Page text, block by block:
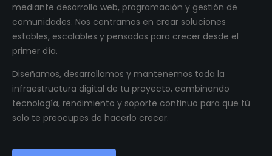
mediante desarrollo web, programación y gestión de
comunidades. Nos centramos en crear soluciones
estables, escalables y pensadas para crecer desde el
primer día.
Diseñamos, desarrollamos y mantenemos toda la
infraestructura digital de tu proyecto, combinando
tecnología, rendimiento y soporte continuo para que tú
solo te preocupes de hacerlo crecer.